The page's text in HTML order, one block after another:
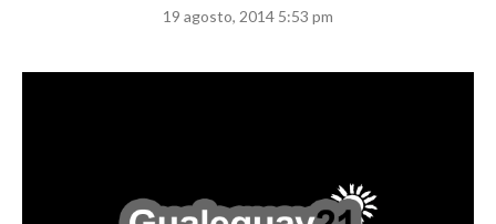
19 agosto, 2014 5:53 pm